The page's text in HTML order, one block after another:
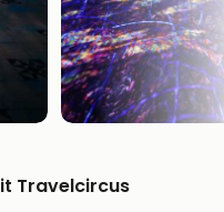
Travelcircus